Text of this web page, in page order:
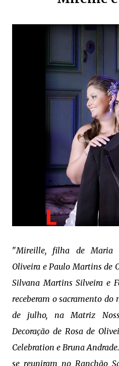
"Mireille, filha de Maria
Oliveira e Paulo Martins de
Silvana Martins Silveira e
receberam o sacramento
de julho, na Matriz
Decoração de Rosa de
Celebration e Bruna
se reuniram no Ranchão